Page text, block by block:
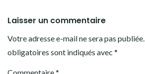
Laisser un commentaire
Votre adresse e-mail ne sera pas publiée.
obligatoires sont indiqués avec *